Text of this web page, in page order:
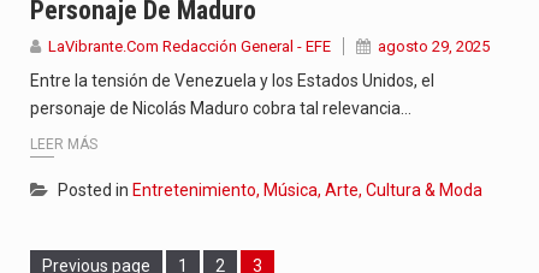
Personaje De Maduro
LaVibrante.Com Redacción General - EFE agosto 29, 2025
Entre la tensión de Venezuela y los Estados Unidos, el
personaje de Nicolás Maduro cobra tal relevancia…
LEER MÁS
Posted in Entretenimiento, Música, Arte, Cultura & Moda
Previous page Page
1 Page
2 Page
3